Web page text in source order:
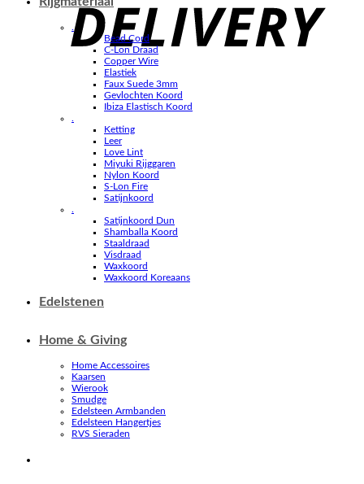
.
Bead Cord
C-Lon Draad
Copper Wire
Elastiek
Faux Suede 3mm
Gevlochten Koord
Ibiza Elastisch Koord
.
Ketting
Leer
Love Lint
Miyuki Rijggaren
Nylon Koord
S-Lon Fire
Satijnkoord
.
Satijnkoord Dun
Shamballa Koord
Staaldraad
Visdraad
Waxkoord
Waxkoord Koreaans
Edelstenen
Home & Giving
Home Accessoires
Kaarsen
Wierook
Smudge
Edelsteen Armbanden
Edelsteen Hangertjes
RVS Sieraden